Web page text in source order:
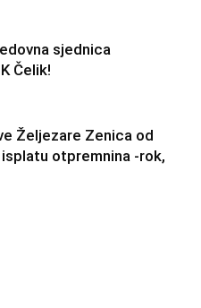
sjednica
Čelik!
Željezare Zenica od
otpremnina -rok,